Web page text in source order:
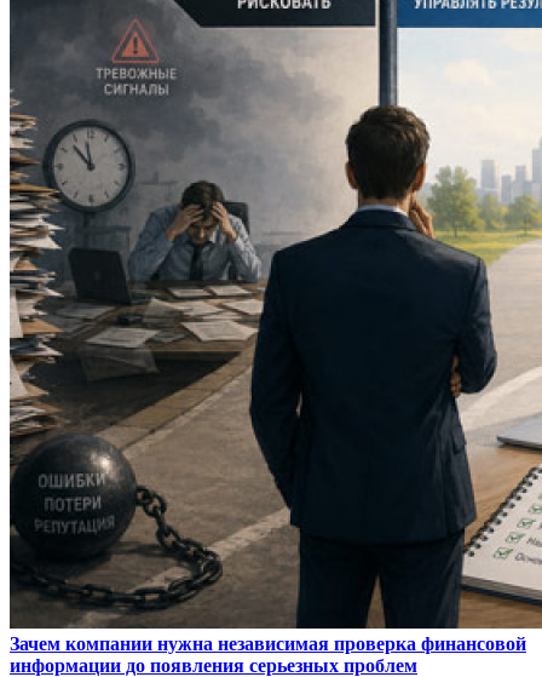
Зачем компании нужна независимая проверка финансовой
информации до появления серьезных проблем